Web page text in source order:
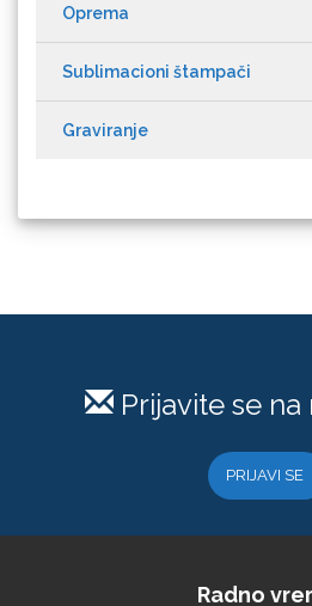
Eurodrop
Oprema
Sublimacioni štampači
Graviranje
Prijavite se
PRIJAVI SE
Radno